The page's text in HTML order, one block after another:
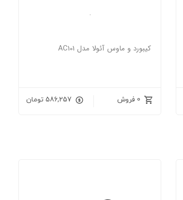
کیبورد و ماوس آئولا مدل AC101
0 فروش 586,257 تومان